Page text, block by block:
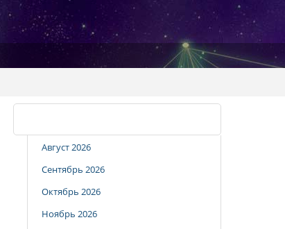
Август 2026
Сентябрь 2026
Октябрь 2026
Ноябрь 2026